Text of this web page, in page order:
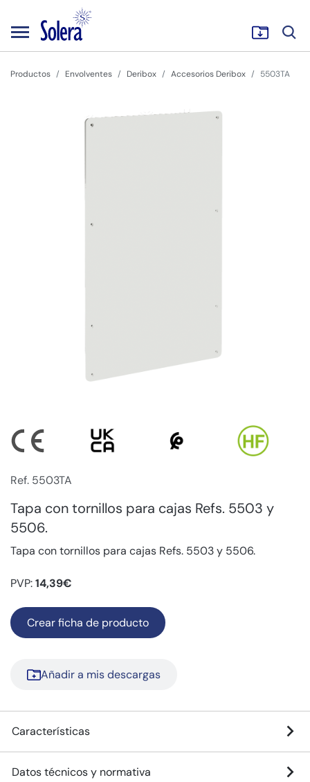
Productos Envolventes Deribox Accesorios Deribox 5503TA
Ref. 5503TA
Tapa con tornillos para cajas Refs. 5503 y
5506.
Tapa con tornillos para cajas Refs. 5503 y 5506.
PVP:14,39€
Crear ficha de producto
Añadir a mis descargas
Características
Datos técnicos y normativa